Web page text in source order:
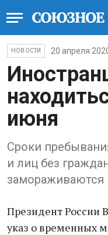
НОВОСТИ 20 апреля
июня
Сроки
и лиц без
замораживаются
Президент России
указ о временных